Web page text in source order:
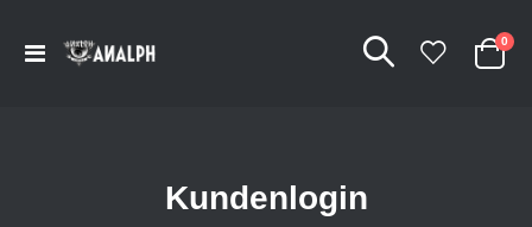
Navigation
Cart
0
Kundenlogin